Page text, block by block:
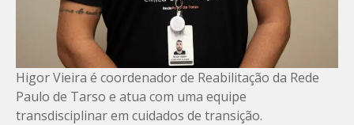
Higor Vieira é coordenador de Reabilitação da Rede
Paulo de Tarso e atua com uma equipe
transdisciplinar em cuidados de transição.